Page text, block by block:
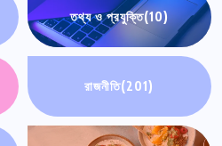
তথ্য ও প্রযুক্তি(10)
রাজনীতি(201)